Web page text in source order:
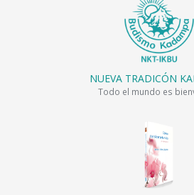
NUEVA TRADICÓN
Todo el mundo es